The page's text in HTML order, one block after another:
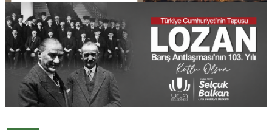
Künye
Ankara
TBMM